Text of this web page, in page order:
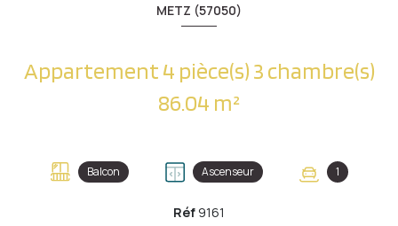
METZ (57050)
Appartement 4 pièce(s) 3 chambre(s)
86.04 m²
Balcon Ascenseur 1
Réf 9161